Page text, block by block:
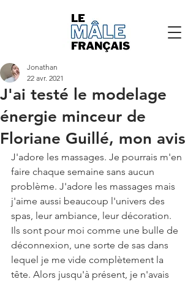
J'ai testé le modelage
énergie minceur de
Floriane Guillé, mon avis
Jonathan
22 avr. 2021
J'adore les massages. Je pourrais m'en
faire chaque semaine sans aucun
problème. J'adore les massages mais
j'aime aussi beaucoup l'univers des
spas, leur ambiance, leur décoration.
Ils sont pour moi comme une bulle de
déconnexion, une sorte de sas dans
lequel je me vide complètement la
tête. Alors jusqu'à présent, je n'avais